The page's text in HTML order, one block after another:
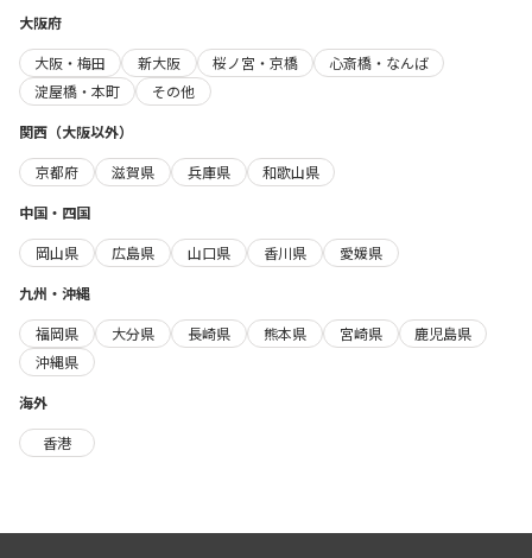
大阪府
大阪・梅田
新大阪 桜ノ宮・京橋
心斎橋・なんば
淀屋橋・本町
その他
関西（大阪以外）
京都府
滋賀県 兵庫県
和歌山県
中国・四国
岡山県
広島県 山口県 香川県
愛媛県
九州・沖縄
福岡県
大分県 長崎県 熊本県 宮崎県
鹿児島県
沖縄県
海外
香港